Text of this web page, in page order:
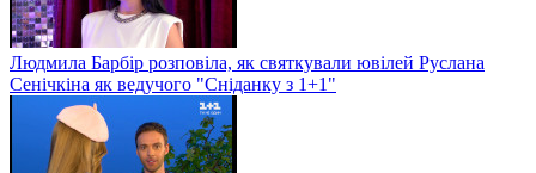
Людмила Барбір розповіла, як святкували ювілей Руслана
Сенічкіна як ведучого "Сніданку з 1+1"